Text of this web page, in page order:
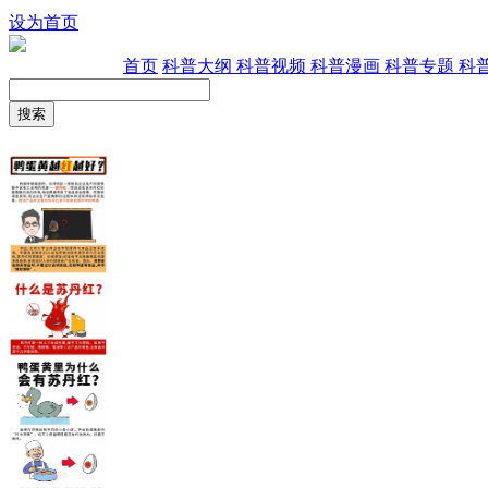
设为首页
首页科普大纲 科普视频 科普漫画科普专题 科